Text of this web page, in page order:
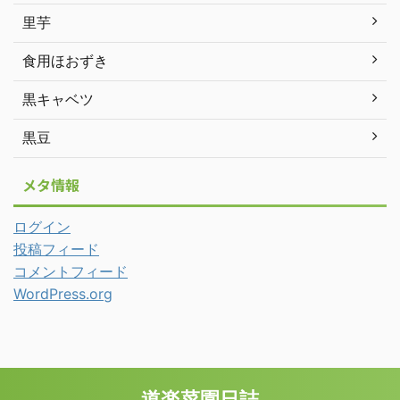
里芋
食用ほおずき
黒キャベツ
黒豆
メタ情報
ログイン
投稿フィード
コメントフィード
WordPress.org